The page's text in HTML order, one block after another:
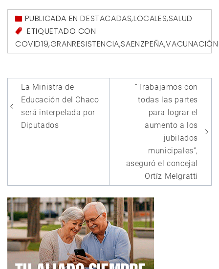
PUBLICADA ENDESTACADAS,LOCALES,SALUD
ETIQUETADO CON
COVID19,GRANRESISTENCIA,SAENZPEÑA,VACUNACIÓN
Navegación
de
entradas
La Ministra de
Educación del Chaco
será interpelada por
Diputados
“Trabajamos con
todas las partes
para lograr el
aumento a los
jubilados
municipales”,
aseguró el concejal
Ortíz Melgratti